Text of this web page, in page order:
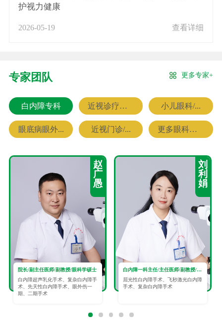
护视力健康
2026-05-19 查看详细
专家团队 更多专家+
白内障专科 近视诊疗专科 小儿眼科/...
眼底病眼外... 近视门诊/... 更多眼科专家
赵
广
愚
院长/副主任医师/副教授/眼科学硕士
白内障超声乳化手术、复杂白内障手
术、先天性白内障手术、眼外伤一
期、二期手术
刘
利
娟
白内障一科主任/主任医师/副教授/眼科学硕士
屈光性白内障手术、飞秒激光白内障
手术、复杂白内障手术